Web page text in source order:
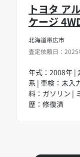
北海道帯広市
査定依頼日：
トヨタ ア
ケージ
年式：2008年 |
系 | 車検：未入
料：ガソリン |
歴：修復済